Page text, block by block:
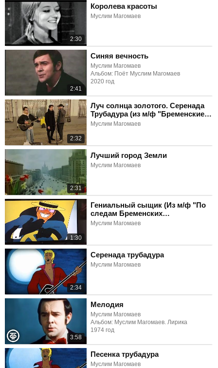
2:30
Королева красоты
Муслим Магомаев
2:41
Синяя вечность
Муслим Магомаев
Альбом: Поёт Муслим Магомаев
2020 год
2:32
Луч солнца золотого. Серенада
Трубадура (из м/ф "Бременские
музыканты")
Муслим Магомаев
2:31
Лучший город Земли
Муслим Магомаев
1:30
Гениальный сыщик (Из м/ф "По
следам Бременских
музыкантов")
Муслим Магомаев
2:34
Серенада трубадура
Муслим Магомаев
3:58
Мелодия
Муслим Магомаев
Альбом: Муслим Магомаев. Лирика
1974 год
Песенка трубадура
Муслим Магомаев